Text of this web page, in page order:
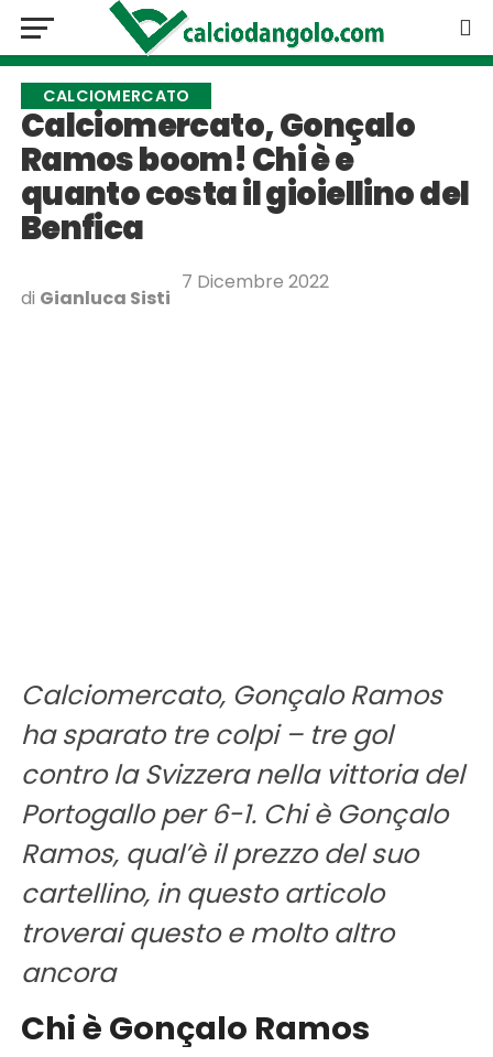
CALCIOMERCATO
Calciomercato, Gonçalo
Ramos boom! Chi è e
quanto costa il gioiellino del
Benfica
di Gianluca Sisti
7 Dicembre 2022
Calciomercato, Gonçalo Ramos
ha sparato tre colpi – tre gol
contro la Svizzera nella vittoria del
Portogallo per 6-1. Chi è Gonçalo
Ramos, qual’è il prezzo del suo
cartellino, in questo articolo
troverai questo e molto altro
ancora
Chi è Gonçalo Ramos